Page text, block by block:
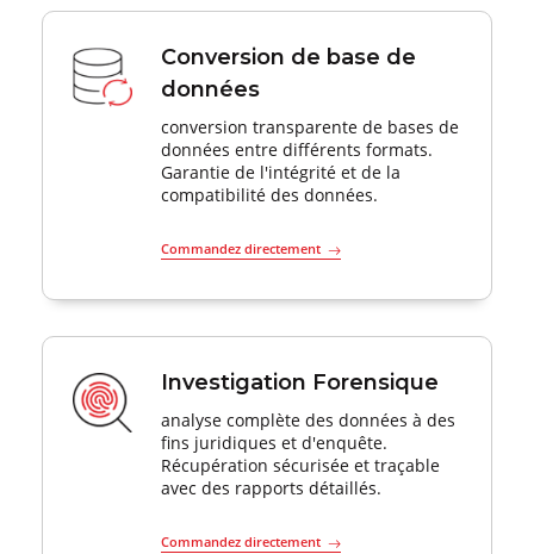
Conversion de base de
données
conversion transparente de bases de
données entre différents formats.
Garantie de l'intégrité et de la
compatibilité des données.
Commandez directement
Investigation Forensique
analyse complète des données à des
fins juridiques et d'enquête.
Récupération sécurisée et traçable
avec des rapports détaillés.
Commandez directement